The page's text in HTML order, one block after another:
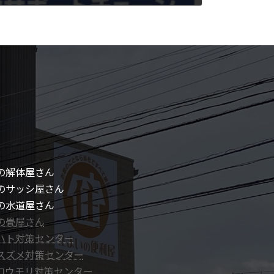
解体屋さん
サッシ屋さん
水道屋さん
畳屋さん
ト対策センター
ズメ対策センター
ウモリ対策センター